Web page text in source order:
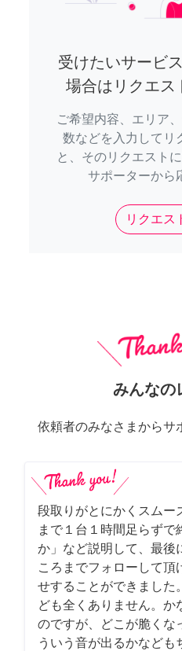
受けたいサービ
場合はリクエス
ご希望内容、エリア
数などを入力してリ
と、そのリクエスト
サポーターから
リクエス
みんなの
依頼者のみなさまからサ
段取りがとにかくスムー
まで１台１時間足らずで
か」など説明して、最後
ころまでフォローして頂
せすることができました
ども全くありません。か
のですが、どこが脆くな
ういう音が出るかなども